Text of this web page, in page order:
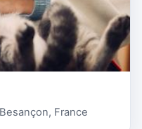
France